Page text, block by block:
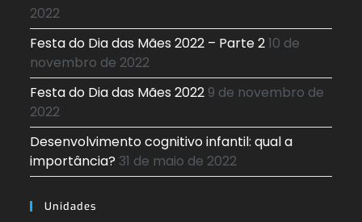
2022
Festa do Dia das Mães 2022 – Parte 210 de
novembro de 2022
Festa do Dia das Mães 2022 9 de novembro de
2022
Desenvolvimento cognitivo infantil: qual a
importância? 31 de maio de 2022
Unidades